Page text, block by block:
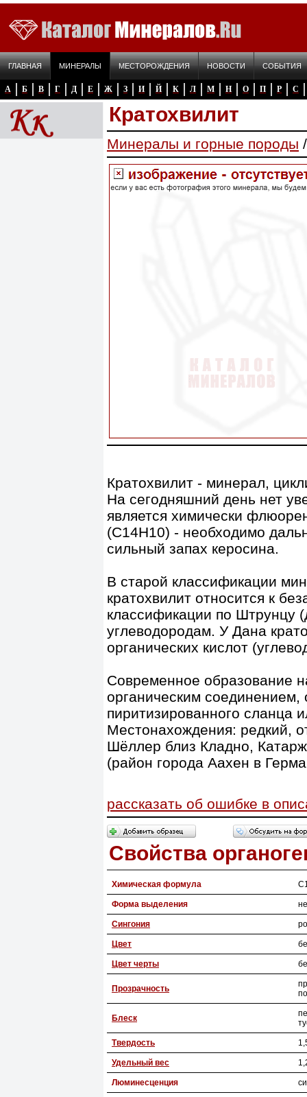
ГЛАВНАЯ МИНЕРАЛЫ МЕСТОРОЖДЕНИЯ НОВОСТИ СОБЫТИЯ
А Б В Г Д Е Ж З И Й К Л М Н О П Р С
Кратохвилит
Минералы и горные породы
Кратохвилит - минерал,
На сегодняшний день нет
является химически
(C14H10) - необходимо
сильный запах керосина.
В старой классификации
кратохвилит относится к
классификации по Штрунцу
углеводородам. У Дана
органических кислот
Современное образование
органическим
пиритизированного сланца
Местонахождения: редкий,
Шёллер близ Кладно,
(район города Аахен в
рассказать об ошибке в
Свойства
Химическая формула
Форма выделения
Сингония
Цвет
Цвет черты
Прозрачность
Блеск
Твердость
Удельный вес
Люминесценция